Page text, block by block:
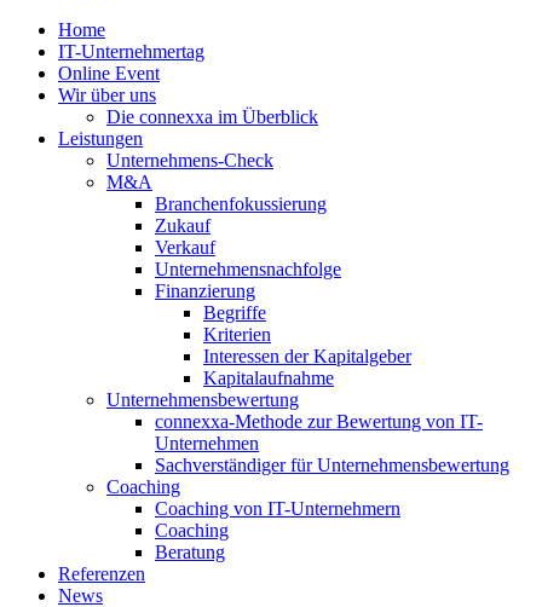
Home
IT-Unternehmertag
Online Event
Wir über uns
Die connexxa im Überblick
Leistungen
Unternehmens-Check
M&A
Branchenfokussierung
Zukauf
Verkauf
Unternehmensnachfolge
Finanzierung
Begriffe
Kriterien
Interessen der Kapitalgeber
Kapitalaufnahme
Unternehmensbewertung
connexxa-Methode zur Bewertung von IT-
Unternehmen
Sachverständiger für Unternehmensbewertung
Coaching
Coaching von IT-Unternehmern
Coaching
Beratung
Referenzen
News